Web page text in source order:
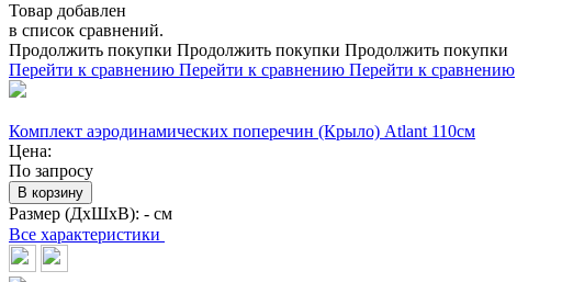
Товар добавлен
в список сравнений.
Продолжить покупки Продолжить покупки Продолжить покупки
Перейти к сравнению Перейти к сравнению Перейти к сравнению
Комплект аэродинамических поперечин (Крыло) Atlant 110см
Цена:
По запросу
В корзину
Размер (ДхШхВ): - см
Все характеристики